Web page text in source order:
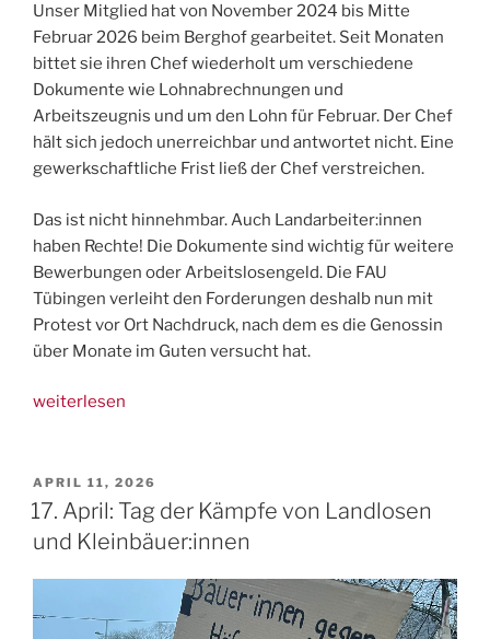
Unser Mitglied hat von November 2024 bis Mitte
Februar 2026 beim Berghof gearbeitet. Seit Monaten
bittet sie ihren Chef wiederholt um verschiedene
Dokumente wie Lohnabrechnungen und
Arbeitszeugnis und um den Lohn für Februar. Der Chef
hält sich jedoch unerreichbar und antwortet nicht. Eine
gewerkschaftliche Frist ließ der Chef verstreichen.
Das ist nicht hinnehmbar. Auch Landarbeiter:innen
haben Rechte! Die Dokumente sind wichtig für weitere
Bewerbungen oder Arbeitslosengeld. Die FAU
Tübingen verleiht den Forderungen deshalb nun mit
Protest vor Ort Nachdruck, nach dem es die Genossin
über Monate im Guten versucht hat.
„28.4.:
am
Berghof
weiterlesen
VERÖFFENTLICHT
AM
APRIL 11, 2026
17. April: Tag der Kämpfe von Landlosen
und Kleinbäuer:innen